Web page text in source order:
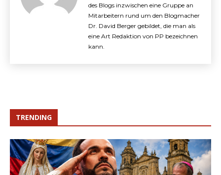
des Blogs inzwischen eine Gruppe an
Mitarbeitern rund um den Blogmacher
Dr. David Berger gebildet, die man als
eine Art Redaktion von PP bezeichnen
kann.
TRENDING